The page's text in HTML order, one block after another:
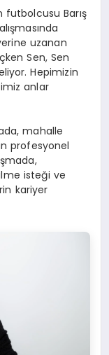
futbolcusu Barış
uzanan
Sen, Sen
Hepimizin
anlar
mahalle
profesyonel
isteği ve
kariyer